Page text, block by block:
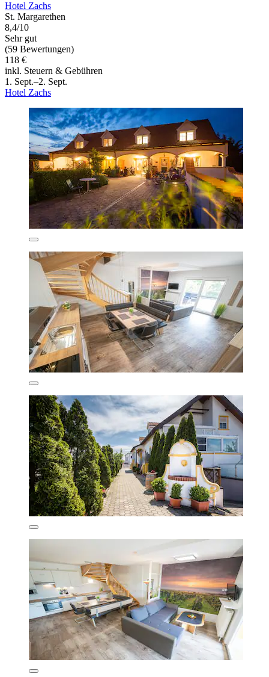
Hotel Zachs
St. Margarethen
8,4/10
Sehr gut
(59 Bewertungen)
118 €
inkl. Steuern & Gebühren
1. Sept.–2. Sept.
Hotel Zachs